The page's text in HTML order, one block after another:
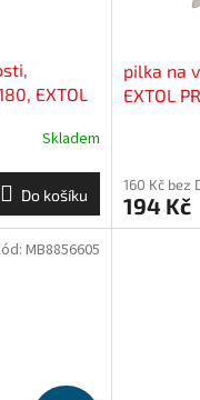
EXTOL
Skladem
Do košíku
pilka na
EXTOL
160 Kč bez
194 Kč
MB8856605